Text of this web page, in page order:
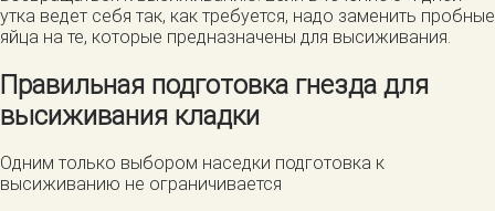
утка ведет себя так, как требуется, надо заменить пробные
яйца на те, которые предназначены для высиживания.
Правильная подготовка гнезда для
высиживания кладки
Одним только выбором наседки подготовка к
высиживанию не ограничивается